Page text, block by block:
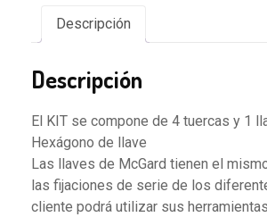
Descripción
Descripción
El KIT se compone de 4 tuercas y 1
Hexágono de llave
Las llaves de McGard tienen el
las fijaciones de serie de los
cliente podrá utilizar sus